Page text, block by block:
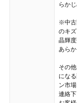
らか
※中古
のキ
晶輝
あら
その
にな
ン市
連絡下